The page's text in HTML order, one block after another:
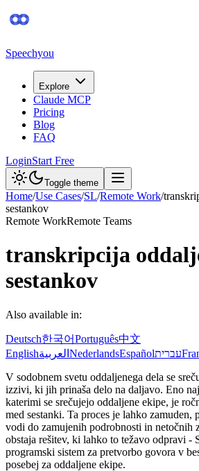
Speechyou
Explore
Claude MCP
Pricing
Blog
FAQ
LoginStart Free
Toggle theme
Home/Use Cases/SL/Remote Work/
sestankov
Remote WorkRemote Teams
transkripcija
sestankov
Also available in:
Deutsch한국어Português中文
Englishالعربية NederlandsEspañolעברית
V sodobnem svetu oddaljenega dela se
izzivi, ki jih prinaša delo na daljavo. Eno
katerimi se srečujejo oddaljene ekipe, je
med sestanki. Ta proces je lahko zamuden,
vodi do zamujenih podrobnosti in netočnih
obstaja rešitev, ki lahko to težavo odpravi -
programski sistem za pretvorbo govora v
posebej za oddaljene ekipe.